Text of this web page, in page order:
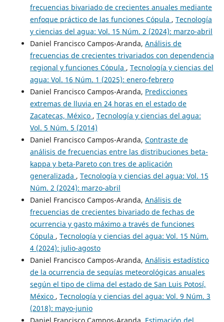
frecuencias bivariado de crecientes anuales mediante
enfoque práctico de las funciones Cópula , Tecnología
y ciencias del agua: Vol. 15 Núm. 2 (2024): marzo-abril
Daniel Francisco Campos-Aranda, Análisis de
frecuencias de crecientes trivariados con dependencia
regional y funciones Cópula , Tecnología y ciencias del
agua: Vol. 16 Núm. 1 (2025): enero-febrero
Daniel Francisco Campos-Aranda, Predicciones
extremas de lluvia en 24 horas en el estado de
Zacatecas, México , Tecnología y ciencias del agua:
Vol. 5 Núm. 5 (2014)
Daniel Francisco Campos-Aranda, Contraste de
análisis de frecuencias entre las distribuciones beta-
kappa y beta-Pareto con tres de aplicación
generalizada , Tecnología y ciencias del agua: Vol. 15
Núm. 2 (2024): marzo-abril
Daniel Francisco Campos-Aranda, Análisis de
frecuencias de crecientes bivariado de fechas de
ocurrencia y gasto máximo a través de funciones
Cópula , Tecnología y ciencias del agua: Vol. 15 Núm.
4 (2024): julio-agosto
Daniel Francisco Campos-Aranda, Análisis estadístico
de la ocurrencia de sequías meteorológicas anuales
según el tipo de clima del estado de San Luis Potosí,
México , Tecnología y ciencias del agua: Vol. 9 Núm. 3
(2018): mayo-junio
Daniel Francisco Campos-Aranda, Estimación del